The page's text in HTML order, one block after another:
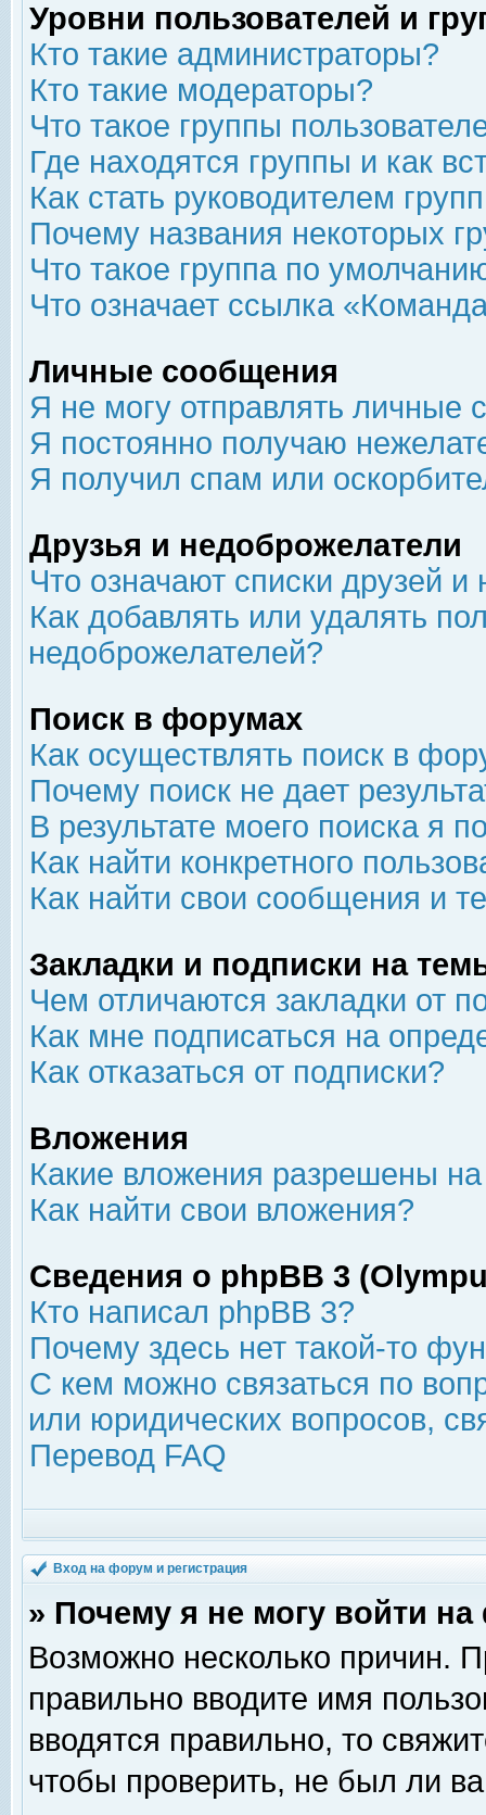
Уровни пользователей и
Кто такие администраторы?
Кто такие модераторы?
Что такое группы
Где находятся группы и как
Как стать руководителем
Почему названия некоторых
Что такое группа по
Что означает ссылка
Личные сообщения
Я не могу отправлять личные
Я постоянно получаю
Я получил спам или
Друзья и недоброжелатели
Что означают списки друзей
Как добавлять или удалять
недоброжелателей?
Поиск в форумах
Как осуществлять поиск в
Почему поиск не дает
В результате моего поиска я
Как найти конкретного
Как найти свои сообщения и
Закладки и подписки на
Чем отличаются закладки от
Как мне подписаться на
Как отказаться от подписки?
Вложения
Какие вложения разрешены
Как найти свои вложения?
Сведения о phpBB 3
Кто написал phpBB 3?
Почему здесь нет такой-то
С кем можно связаться по
или юридических вопросов,
Перевод FAQ
Вход на форум и регистрация
» Почему я не могу войти
Возможно несколько причин.
правильно вводите имя
вводятся правильно, то
чтобы проверить, не был ли